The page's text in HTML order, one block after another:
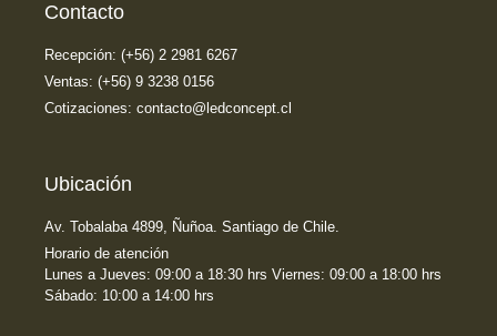
Contacto
Recepción: (+56) 2 2981 6267
Ventas: (+56) 9 3238 0156
Cotizaciones: contacto@ledconcept.cl
Ubicación
Av. Tobalaba 4899, Ñuñoa. Santiago de Chile.
Horario de atención
Lunes a Jueves: 09:00 a 18:30 hrs Viernes: 09:00 a 18:00 hrs
Sábado: 10:00 a 14:00 hrs